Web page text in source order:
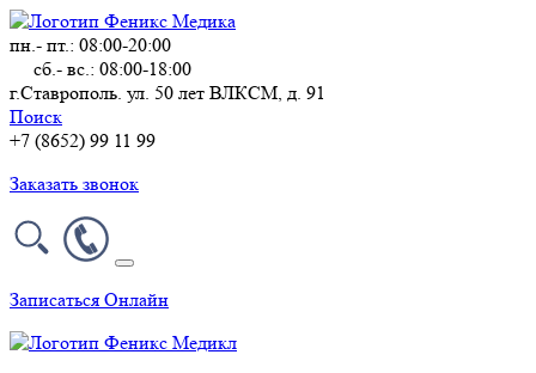
пн.- пт.: 08:00-20:00
сб.- вс.: 08:00-18:00
г.Ставрополь. ул. 50 лет ВЛКСМ, д. 91
Поиск
+7 (8652) 99 11 99
Заказать звонок
Записаться Онлайн